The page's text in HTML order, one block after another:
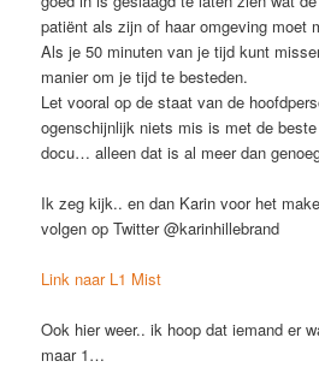
patiënt als zijn of haar omgeving moet
Als je 50 minuten van je tijd kunt
manier om je tijd te besteden.
Let vooral op de staat van de
ogenschijnlijk niets mis is met de
docu… alleen dat is al meer dan
Ik zeg kijk.. en dan Karin voor het
volgen op Twitter @karinhillebrand
Link naar L1 Mist
Ook hier weer.. ik hoop dat iemand er
maar 1…